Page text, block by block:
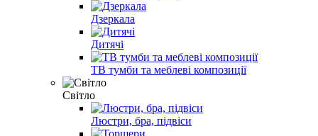
Дзеркала
Дитячі
ТВ тумби та меблеві композиції
Світло
Люстри, бра, підвіси